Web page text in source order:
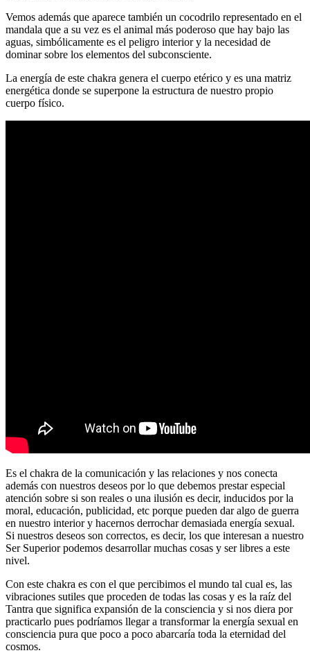
Vemos además que aparece también un cocodrilo representado en el
mandala que a su vez es el animal más poderoso que hay bajo las
aguas, simbólicamente es el peligro interior y la necesidad de
dominar sobre los elementos del subconsciente.
La energía de este chakra genera el cuerpo etérico y es una matriz
energética donde se superpone la estructura de nuestro propio
cuerpo físico.
Es el chakra de la comunicación y las relaciones y nos conecta
además con nuestros deseos por lo que debemos prestar especial
atención sobre si son reales o una ilusión es decir, inducidos por la
moral, educación, publicidad, etc porque pueden dar algo de guerra
en nuestro interior y hacernos derrochar demasiada energía sexual.
Si nuestros deseos son correctos, es decir, los que interesan a nuestro
Ser Superior podemos desarrollar muchas cosas y ser libres a este
nivel.
Con este chakra es con el que percibimos el mundo tal cual es, las
vibraciones sutiles que proceden de todas las cosas y es la raíz del
Tantra que significa expansión de la consciencia y si nos diera por
practicarlo pues podríamos llegar a transformar la energía sexual en
consciencia pura que poco a poco abarcaría toda la eternidad del
cosmos.